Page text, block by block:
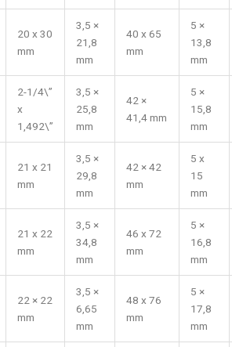
20 x 30
mm
3,5 ×
21,8
mm
40 x 65
mm
5 ×
13,8
mm
2-1/4\”
x
1,492\”
3,5 ×
25,8
mm
42 ×
41,4 mm
5 ×
15,8
mm
21 x 21
mm
3,5 ×
29,8
mm
42 × 42
mm
5 x
15
mm
21 x 22
mm
3,5 ×
34,8
mm
46 x 72
mm
5 ×
16,8
mm
22 × 22
mm
3,5 ×
6,65
mm
48 x 76
mm
5 ×
17,8
mm